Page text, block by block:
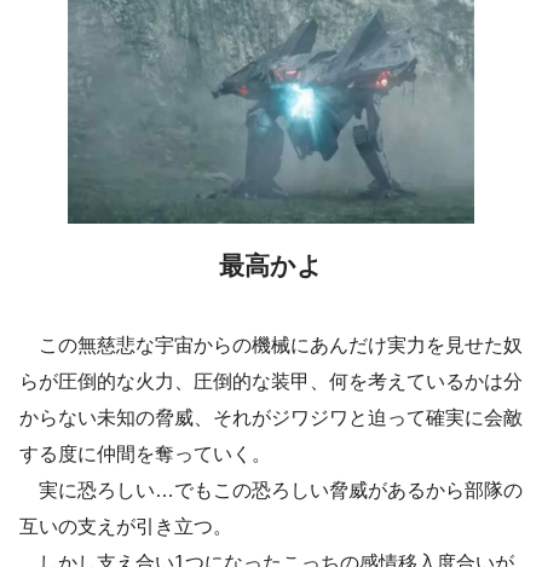
最高かよ
この無慈悲な宇宙からの機械にあんだけ実力を見せた奴
らが圧倒的な火力、圧倒的な装甲、何を考えているかは分
からない未知の脅威、それがジワジワと迫って確実に会敵
する度に仲間を奪っていく。
実に恐ろしい…でもこの恐ろしい脅威があるから部隊の
互いの支えが引き立つ。
しかし支え合い1つになったこっちの感情移入度合いが